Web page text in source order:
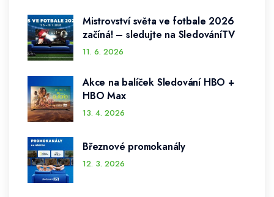
Mistrovství světa ve fotbale 2026
začíná! – sledujte na SledováníTV
11. 6. 2026
Akce na balíček Sledování HBO +
HBO Max
13. 4. 2026
Březnové promokanály
12. 3. 2026